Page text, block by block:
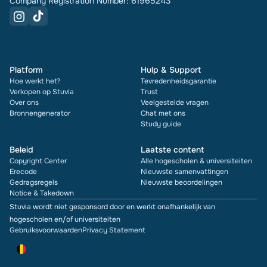
Platform
Hoe werkt het?
Verkopen op Stuvia
Over ons
Bronnengenerator
Hulp & Support
Tevredenheidsgarantie
Trust
Veelgestelde vragen
Chat met ons
Study guide
Beleid
Copyright Center
Erecode
Gedragsregels
Notice & Takedown
Laatste content
Alle hogescholen & universiteiten
Nieuwste samenvattingen
Nieuwste beoordelingen
Stuvia wordt niet gesponsord door en werkt onafhankelijk van
hogescholen en/of universiteiten
GebruiksvoorwaardenPrivacy Statement